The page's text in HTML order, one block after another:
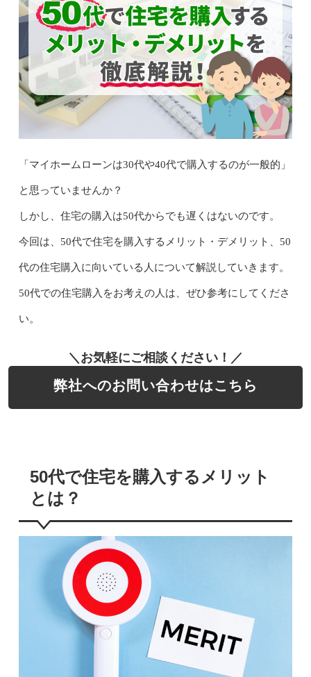
「マイホームローンは30代や40代で購入するのが一般的」
と思っていませんか？
しかし、住宅の購入は50代からでも遅くはないのです。
今回は、50代で住宅を購入するメリット・デメリット、50
代の住宅購入に向いている人について解説していきます。
50代での住宅購入をお考えの人は、ぜひ参考にしてくださ
い。
＼お気軽にご相談ください！／
弊社へのお問い合わせはこちら
50代で住宅を購入するメリット
とは？